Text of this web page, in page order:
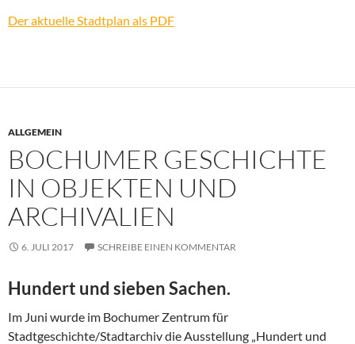
Der aktuelle Stadtplan als PDF
ALLGEMEIN
BOCHUMER GESCHICHTE
IN OBJEKTEN UND
ARCHIVALIEN
6. JULI 2017 SCHREIBE EINEN KOMMENTAR
Hundert und sieben Sachen.
Im Juni wurde im Bochumer Zentrum für
Stadtgeschichte/Stadtarchiv die Ausstellung „Hundert und